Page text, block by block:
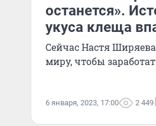
останется».
укуса клеща
Сейчас Настя
миру, чтобы
6 января, 2023, 17:00 2 449